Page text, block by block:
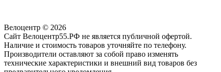
Велоцентр © 2026
Сайт Велоцентр55.РФ не является публичной офертой.
Наличие и стоимость товаров уточняйте по телефону.
Производители оставляют за собой право изменять
технические характеристики и внешний вид товаров без